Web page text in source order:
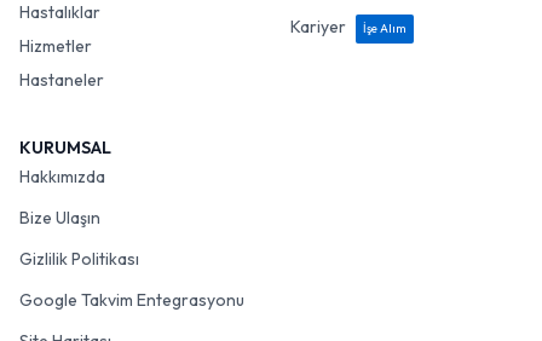
Hastalıklar
Hizmetler
Hastaneler
Kariyer
İşe Alım
KURUMSAL
Hakkımızda
Bize Ulaşın
Gizlilik Politikası
Google Takvim Entegrasyonu